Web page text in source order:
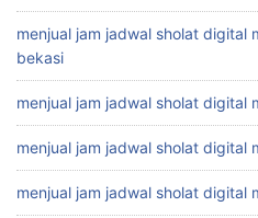
menjual jam jadwal sholat digital
bekasi
menjual jam jadwal sholat digital
menjual jam jadwal sholat digital
menjual jam jadwal sholat digital